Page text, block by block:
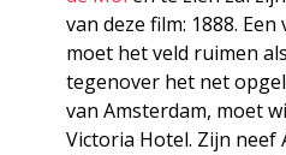
van deze film: 1888.
moet het veld ruimen
tegenover het net
van Amsterdam, moet
Victoria Hotel. Zijn neef